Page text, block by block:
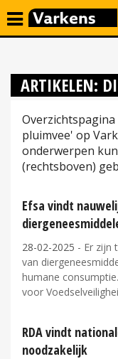
ARTIKELEN:
pluimvee' op
onderwerpen
(rechtsboven)
Efsa vindt
28-02-2025 - Er zijn
van
humane
voor
RDA vindt
noodzakelijk